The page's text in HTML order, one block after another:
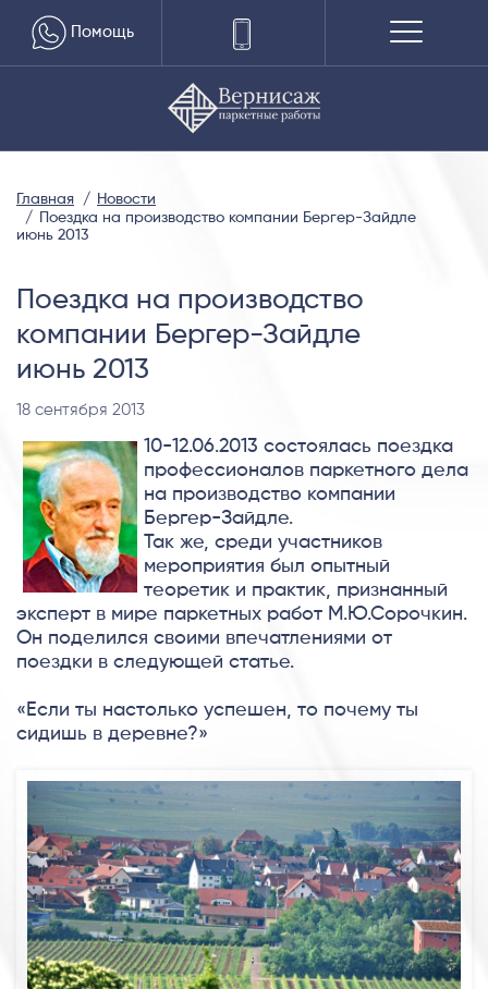
Помощь
Главная
Новости
Поездка на производство компании Бергер-Зайдле
июнь 2013
Поездка на производство
компании Бергер-Зайдле
июнь 2013
18 сентября 2013
10-12.06.2013 состоялась поездка
профессионалов паркетного дела
на производство компании
Бергер-Зайдле.
Так же, среди участников
мероприятия был опытный
теоретик и практик, признанный
эксперт в мире паркетных работ М.Ю.Сорочкин.
Он поделился своими впечатлениями от
поездки в следующей статье.
«Если ты настолько успешен, то почему ты
сидишь в деревне?»